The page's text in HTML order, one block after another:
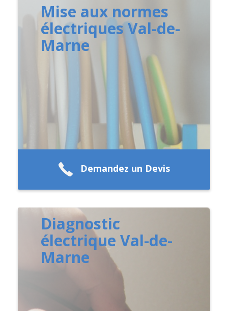
Mise aux normes
électriques Val-de-
Marne
Demandez un Devis
Diagnostic
électrique Val-de-
Marne